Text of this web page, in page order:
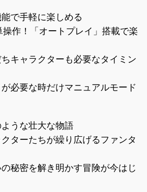
で手軽に楽しめる
操作！「オートプレイ」搭載で楽
ちキャラクターも必要なタイミン
が必要な時だけマニュアルモード
うな壮大な物語
クターたちが繰り広げるファンタ
の秘密を解き明かす冒険が今はじ